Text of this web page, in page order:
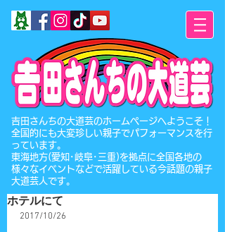
​吉田さんちの大道芸のホームページへようこそ！
全国的にも大変珍しい親子でパフォーマンスを行
っています。
東海地方(愛知･岐阜･三重)を拠点に全国各地の
様々なイベントなどで活躍している今話題の親子
大道芸人です。
ホテルにて
2017/10/26